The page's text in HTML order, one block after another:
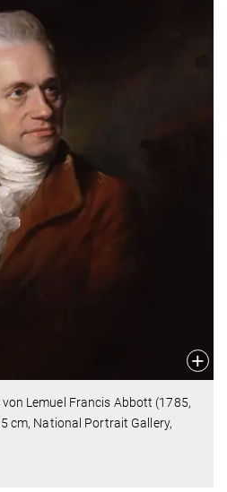
Lemuel Francis Abbott (1785,
cm, National Portrait Gallery,